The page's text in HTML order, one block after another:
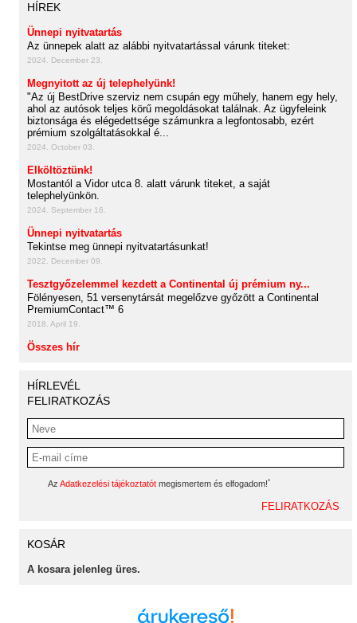
HÍREK
Ünnepi nyitvatartás
Az ünnepek alatt az alábbi nyitvatartással várunk titeket:
2024. December 23.
Megnyitott az új telephelyünk!
"Az új BestDrive szerviz nem csupán egy műhely, hanem egy hely,
ahol az autósok teljes körű megoldásokat találnak. Az ügyfeleink
biztonsága és elégedettsége számunkra a legfontosabb, ezért
prémium szolgáltatásokkal é...
2024. October 03.
Elköltöztünk!
Mostantól a Vidor utca 8. alatt várunk titeket, a saját
telephelyünkön.
2024. September 16.
Ünnepi nyitvatartás
Tekintse meg ünnepi nyitvatartásunkat!
2022. December 09.
Tesztgyőzelemmel kezdett a Continental új prémium ny...
Fölényesen, 51 versenytársát megelőzve győzött a Continental
PremiumContact™ 6
2018. April 19.
Összes hír
HÍRLEVÉL
FELIRATKOZÁS
Az Adatkezelési tájékoztatót megismertem és elfogadom!*
KOSÁR
A kosara jelenleg üres.